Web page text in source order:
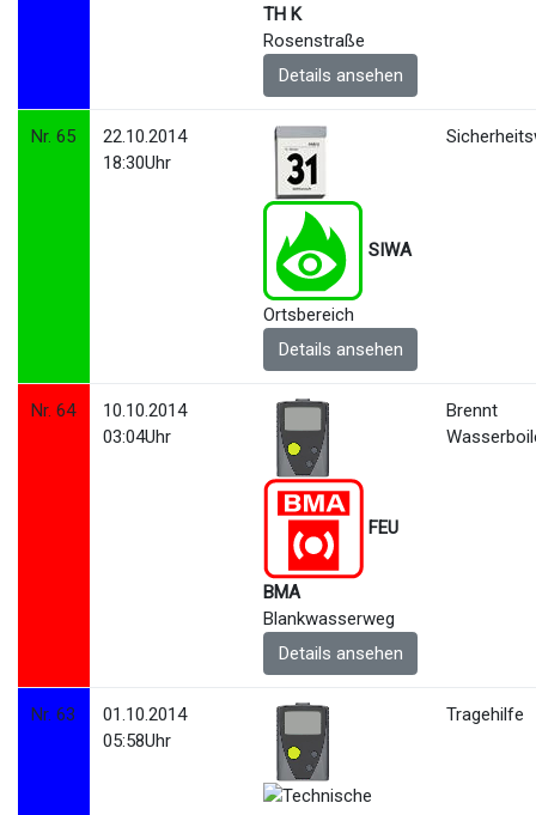
TH K
Rosenstraße
Details ansehen
Nr. 65
22.10.2014
18:30Uhr
SIWA
Ortsbereich
Details ansehen
Nr. 64
10.10.2014
03:04Uhr
FEU
BMA
Blankwasserweg
Details ansehen
Brennt
Nr. 63
01.10.2014
05:58Uhr
Tragehilfe